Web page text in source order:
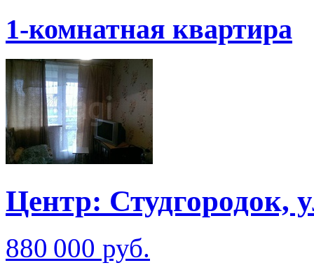
1-комнатная квартира
Центр: Студгородок,
880 000 руб.